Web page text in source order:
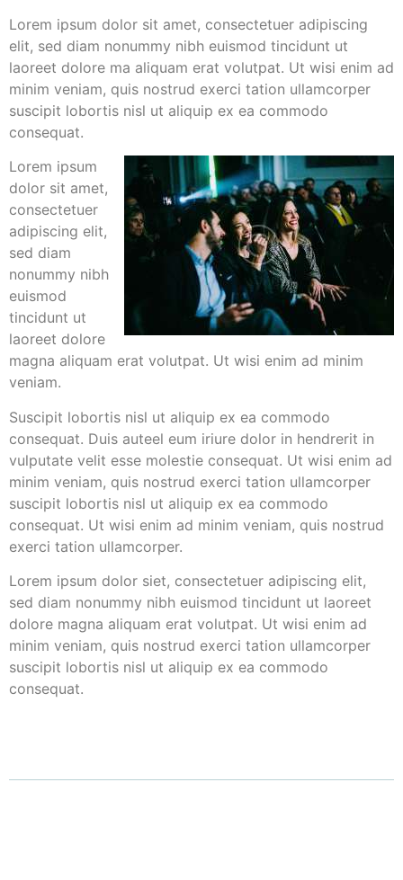
Lorem ipsum dolor sit amet, consectetuer adipiscing
elit, sed diam nonummy nibh euismod tincidunt ut
laoreet dolore ma aliquam erat volutpat. Ut wisi enim ad
minim veniam, quis nostrud exerci tation ullamcorper
suscipit lobortis nisl ut aliquip ex ea commodo
consequat.
Lorem ipsum
dolor sit amet,
consectetuer
adipiscing elit,
sed diam
nonummy nibh
euismod
tincidunt ut
laoreet dolore
magna aliquam erat volutpat. Ut wisi enim ad minim
veniam.
Suscipit lobortis nisl ut aliquip ex ea commodo
consequat. Duis auteel eum iriure dolor in hendrerit in
vulputate velit esse molestie consequat. Ut wisi enim ad
minim veniam, quis nostrud exerci tation ullamcorper
suscipit lobortis nisl ut aliquip ex ea commodo
consequat. Ut wisi enim ad minim veniam, quis nostrud
exerci tation ullamcorper.
Lorem ipsum dolor siet, consectetuer adipiscing elit,
sed diam nonummy nibh euismod tincidunt ut laoreet
dolore magna aliquam erat volutpat. Ut wisi enim ad
minim veniam, quis nostrud exerci tation ullamcorper
suscipit lobortis nisl ut aliquip ex ea commodo
consequat.